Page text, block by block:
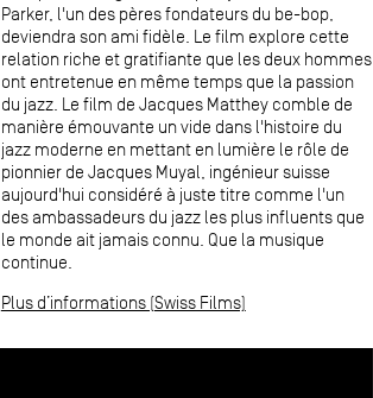
Parker, l'un des pères fondateurs du be-bop,
deviendra son ami fidèle. Le film explore cette
relation riche et gratifiante que les deux hommes
ont entretenue en même temps que la passion
du jazz. Le film de Jacques Matthey comble de
manière émouvante un vide dans l'histoire du
jazz moderne en mettant en lumière le rôle de
pionnier de Jacques Muyal, ingénieur suisse
aujourd'hui considéré à juste titre comme l'un
des ambassadeurs du jazz les plus influents que
le monde ait jamais connu. Que la musique
continue.
Plus d’informations (Swiss Films)